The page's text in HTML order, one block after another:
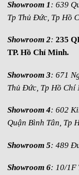
Showroom 1: 639
Tp Thủ Đức, Tp Hồ
Showroom 2: 235
TP. Hồ Chí Minh.
Showroom 3: 671
Thủ Đức, Tp Hồ Chí
Showroom 4: 602
Quận Bình Tân, Tp
Showroom 5: 489
Showroom 6: 10/1F